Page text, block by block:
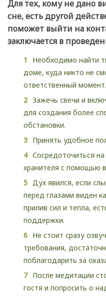
Для тех, кому не дано
сне, есть другой
поможет выйти на
заключается в
Необходимо найти
доме, куда никто не
ответственный момент.
Зажечь свечи и
для создания более
обстановки.
Принять удобное
Сосредоточиться
хранителя с помощью
Дух явился, если
перед глазами виден
прилив сил и тепла,
поддержки.
Не стоит сразу
требования,
поблагодарить за
После медитации
гостя и попросить о